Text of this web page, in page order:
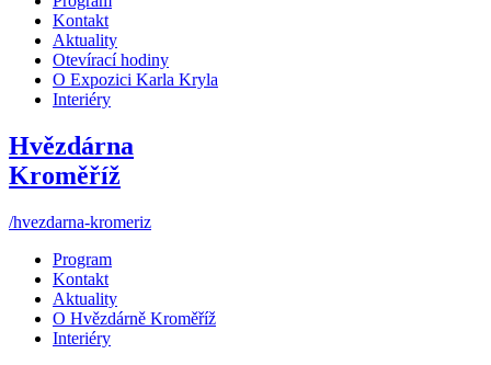
Kontakt
Aktuality
Otevírací hodiny
O Expozici Karla Kryla
Interiéry
Hvězdárna
Kroměříž
/hvezdarna-kromeriz
Program
Kontakt
Aktuality
O Hvězdárně Kroměříž
Interiéry